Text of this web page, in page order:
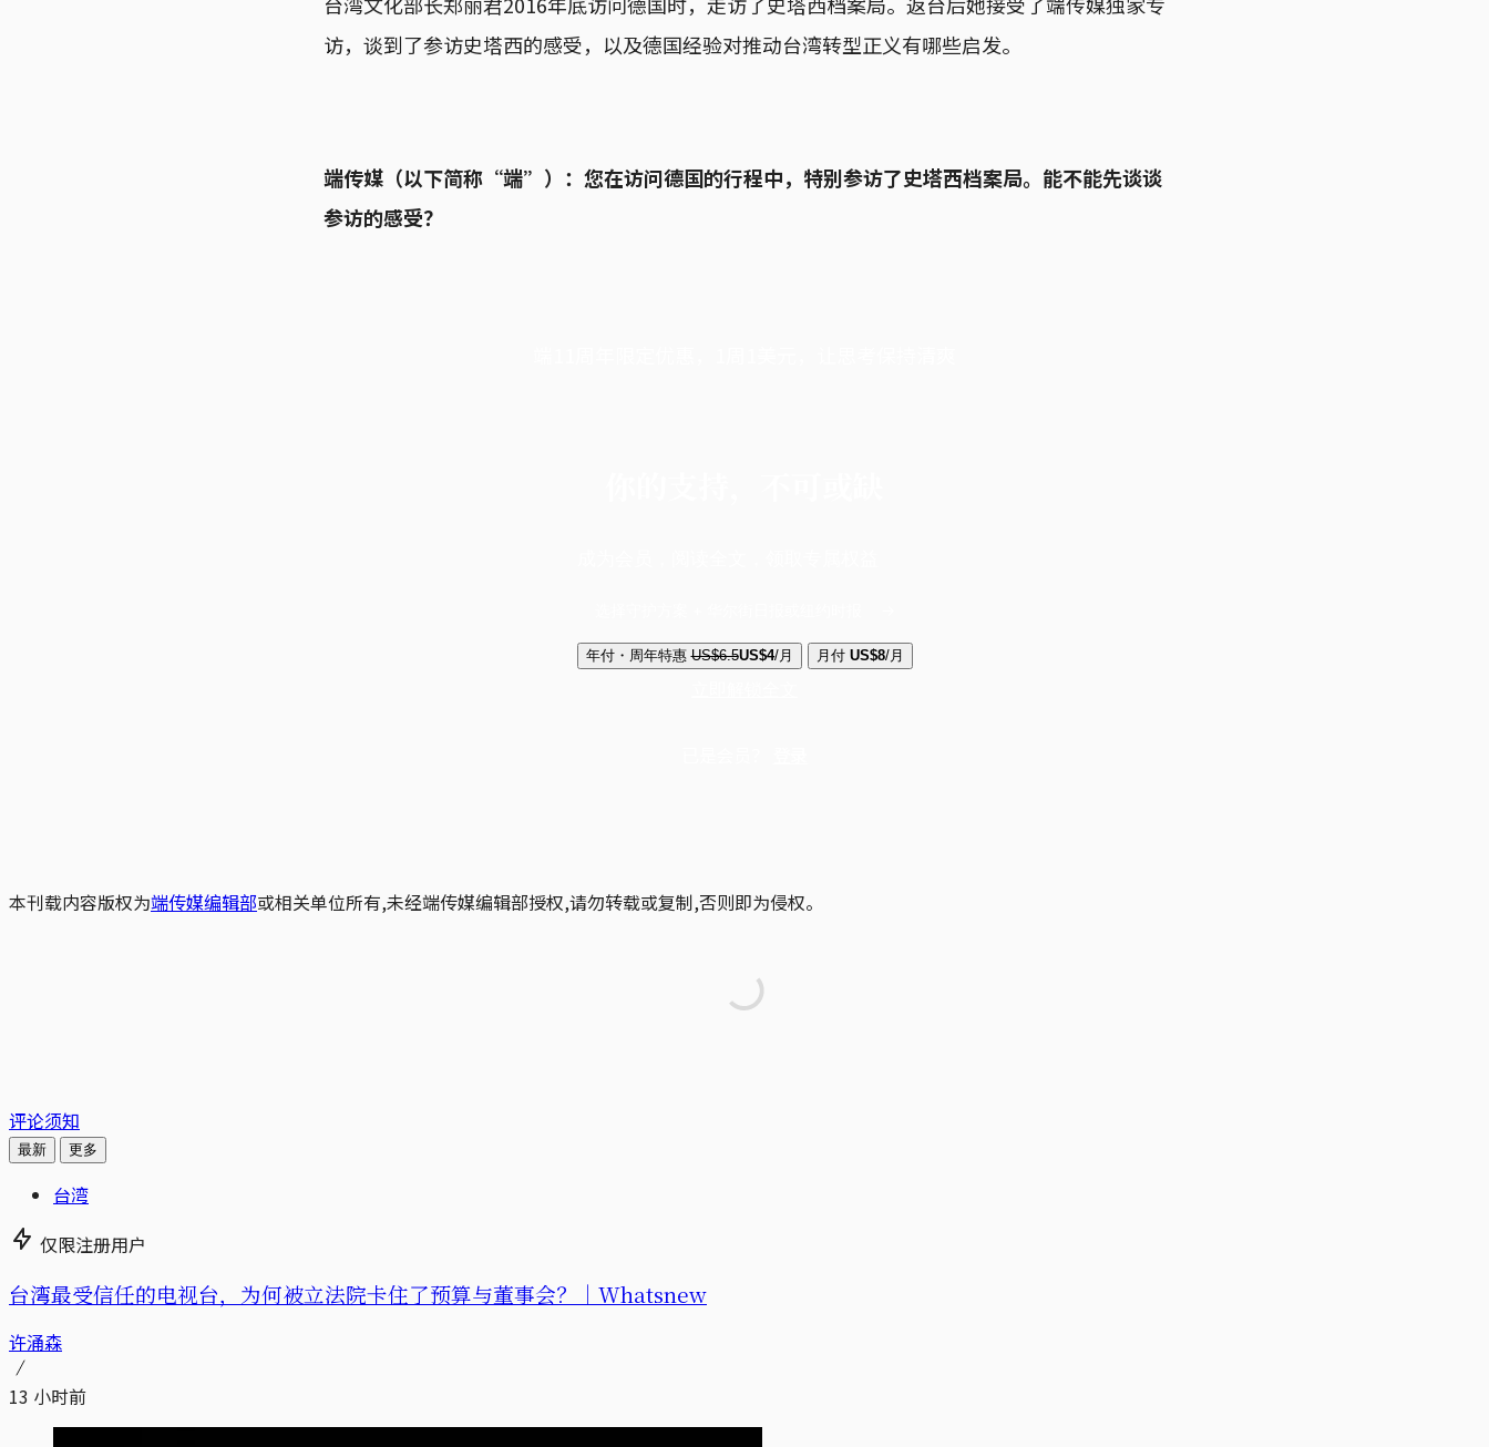
访，谈到了参访史塔西的感受，以及德国经验对推动台湾转型正义有哪些启发。
端传媒（以下简称“端”）：您在访问德国的行程中，特别参访了史塔西档案局。能不能先谈谈
参访的感受？
年付・周年特惠 US$6.5US$4/月 月付 US$8/月
本刊载内容版权为端传媒编辑部或相关单位所有,未经端传媒编辑部授权,请勿转载或复制,否则即为侵权。
评论须知
最新 更多
台湾
仅限注册用户
台湾最受信任的电视台，为何被立法院卡住了预算与董事会？｜Whatsnew
许涌森
13 小时前